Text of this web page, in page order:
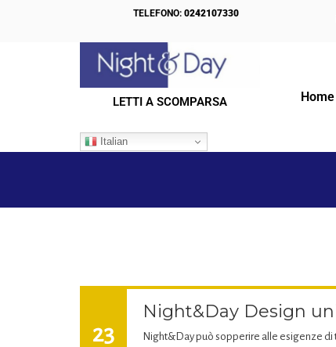
TELEFONO:0242107330
LETTI A SCOMPARSA
Italian
Home
IL NOSTRO
23
Night&Day Design
Night&Day può sopperire alle esigenze di